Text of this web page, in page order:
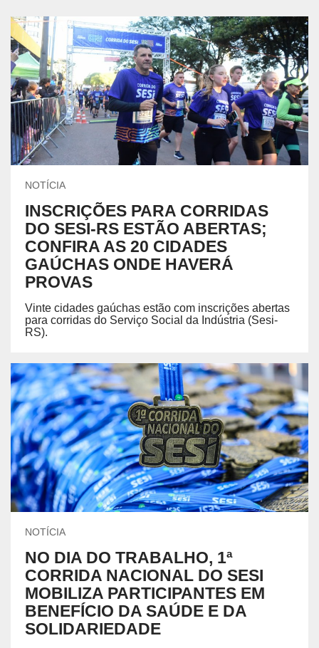
NOTÍCIA
INSCRIÇÕES PARA CORRIDAS
DO SESI-RS ESTÃO ABERTAS;
CONFIRA AS 20 CIDADES
GAÚCHAS ONDE HAVERÁ
PROVAS
Vinte cidades gaúchas estão com inscrições abertas
para corridas do Serviço Social da Indústria (Sesi-
RS).
NOTÍCIA
NO DIA DO TRABALHO, 1ª
CORRIDA NACIONAL DO SESI
MOBILIZA PARTICIPANTES EM
BENEFÍCIO DA SAÚDE E DA
SOLIDARIEDADE